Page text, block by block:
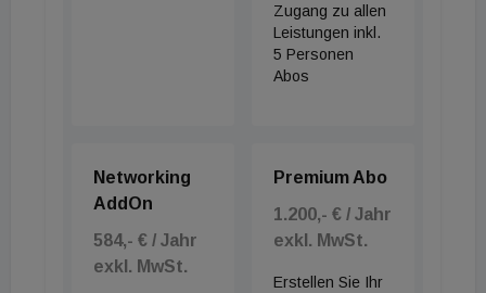
Zugang zu allen
Leistungen inkl.
5 Personen
Abos
Networking
AddOn
584,- € / Jahr
exkl. MwSt.
Premium Abo
1.200,- € / Jahr
exkl. MwSt.
Erstellen Sie Ihr